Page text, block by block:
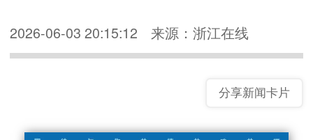
2026-06-03 20:15:12 来源：浙江在线
分享新闻卡片